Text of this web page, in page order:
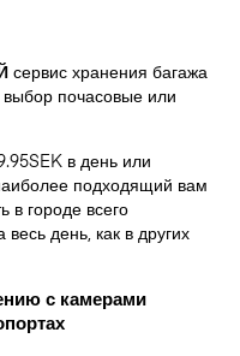
сервис хранения багажа
почасовые или
в день или
подходящий вам
в городе всего
весь день, как в других
с камерами